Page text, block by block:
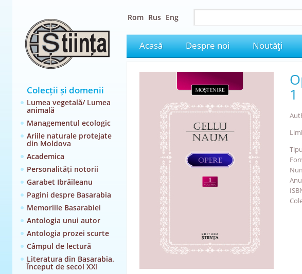
Colecții și domenii
Lumea vegetală/ Lumea
animală
Managementul ecologic
Ariile naturale protejate
din Moldova
Academica
Personalități notorii
Garabet Ibrăileanu
Pagini despre Basarabia
Memoriile Basarabiei
Antologia unui autor
Antologia prozei scurte
Câmpul de lectură
Literatura din Basarabia.
Început de secol XXI
Rom Rus Eng
Acasă Despre noi Noutăţi
1